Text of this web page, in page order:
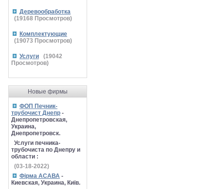
Деревообработка
(19168 Просмотров)
Комплектующие
(19073 Просмотров)
Услуги (19042
Просмотров)
Новые фирмы
ФОП Печник-
трубочист Днепр -
Днепропетровская,
Украина,
Днепропетровск.
Услуги печника-
трубочиста по Днепру и
области :
(03-18-2022)
Фірма АСАВА -
Киевская, Украина, Київ.